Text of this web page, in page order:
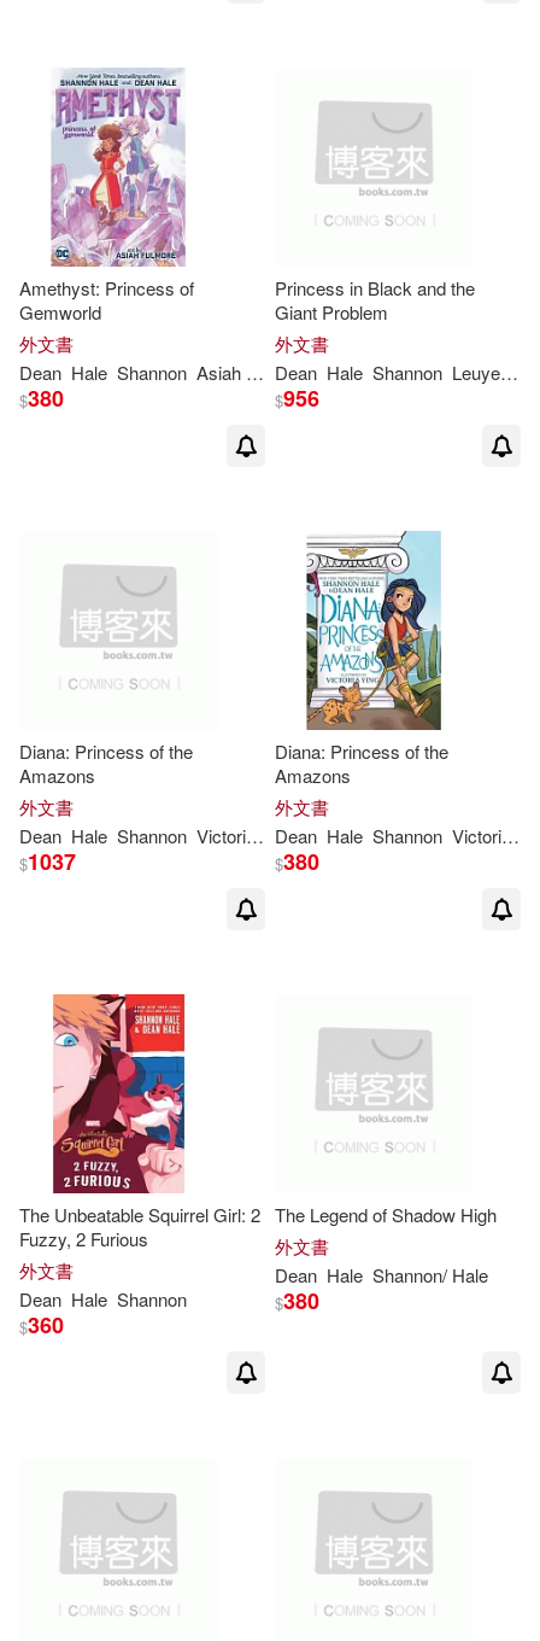
Amethyst: Princess of
Gemworld
外文書
Dean Hale Shannon Asiah Fulmore
$380
Princess in Black and the
Giant Problem
外文書
Dean Hale Shannon Leuyen
$956
Diana: Princess of the
Amazons
外文書
Dean Hale Shannon Victoria Ying
$1037
Diana: Princess of the
Amazons
外文書
Dean Hale Shannon Victoria
$380
The Unbeatable Squirrel Girl: 2
Fuzzy, 2 Furious
外文書
Dean Hale Shannon
$360
The Legend of Shadow High
外文書
Dean Hale Shannon/ Hale
$380